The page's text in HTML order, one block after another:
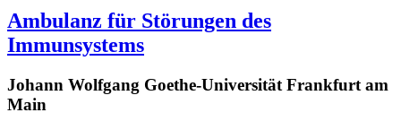
Ambulanz für Störungen des
Immunsystems
Johann Wolfgang Goethe-Universität Frankfurt am
Main